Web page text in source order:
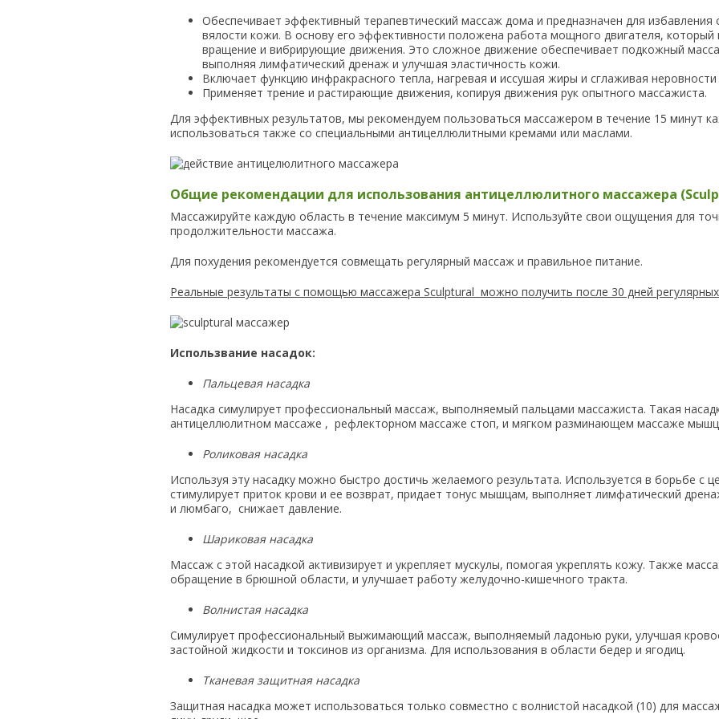
Обеспечивает эффективный терапевтический массаж дома и предназначен для
вялости кожи. В основу его эффективности положена работа мощного двигателя,
вращение и вибрирующие движения. Это сложное движение обеспечивает подкожный
выполняя лимфатический дренаж и улучшая эластичность кожи.
Включает функцию инфракрасного тепла, нагревая и иссушая жиры и сглаживая
Применяет трение и растирающие движения, копируя движения рук опытного массажиста.
Для эффективных результатов, мы рекомендуем пользоваться массажером в течение 15 минут
использоваться также со специальными антицеллюлитными кремами или маслами.
Общие рекомендации для использования антицеллюлитного массажера
Массажируйте каждую область в течение максимум 5 минут. Используйте свои ощущения для
продолжительности массажа.
Для похудения рекомендуется совмещать регулярный массаж и правильное питание.
Реальные результаты с помощью массажера Sculptural можно получить после 30 дней
Использвание насадок:
Пальцевая насадка
Насадка симулирует профессиональный массаж, выполняемый пальцами массажиста. Такая
антицеллюлитном массаже , рефлекторном массаже стоп, и мягком разминающем массаже
Роликовая насадка
Используя эту насадку можно быстро достичь желаемого результата. Используется в борьбе с
стимулирует приток крови и ее возврат, придает тонус мышцам, выполняет лимфатический
и люмбаго, снижает давление.
Шариковая насадка
Массаж с этой насадкой активизирует и укрепляет мускулы, помогая укреплять кожу. Также
обращение в брюшной области, и улучшает работу желудочно-кишечного тракта.
Волнистая насадка
Симулирует профессиональный выжимающий массаж, выполняемый ладонью руки, улучшая
застойной жидкости и токсинов из организма. Для использования в области бедер и ягодиц.
Тканевая защитная насадка
Защитная насадка может использоваться только совместно с волнистой насадкой (10) для